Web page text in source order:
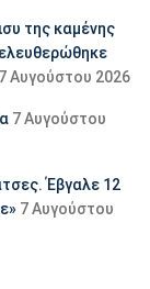
της καμένης
7 Αυγούστου 2026
7 Αυγούστου
Έβγαλε 12
7 Αυγούστου